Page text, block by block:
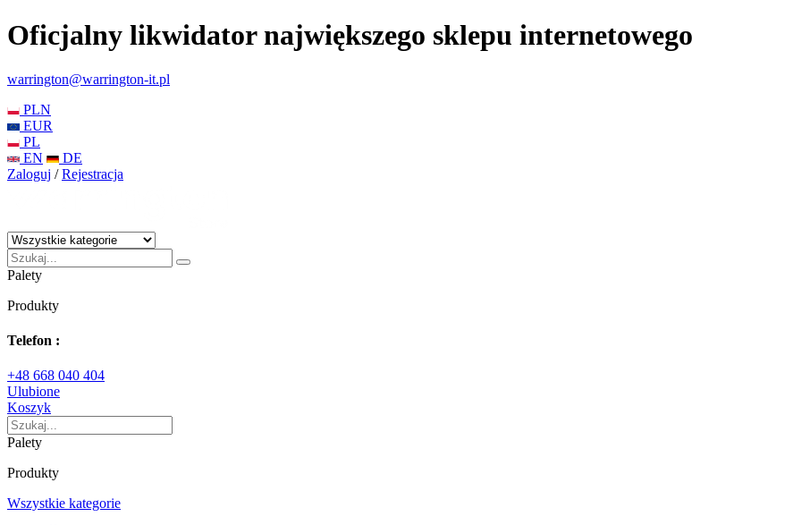
Oficjalny likwidator największego sklepu internetowego
warrington@warrington-it.pl
PLN
EUR
PL
EN
DE
Zaloguj / Rejestracja
Palety
Produkty
Telefon :
+48 668 040 404
Ulubione
Koszyk
Palety
Produkty
Wszystkie kategorie